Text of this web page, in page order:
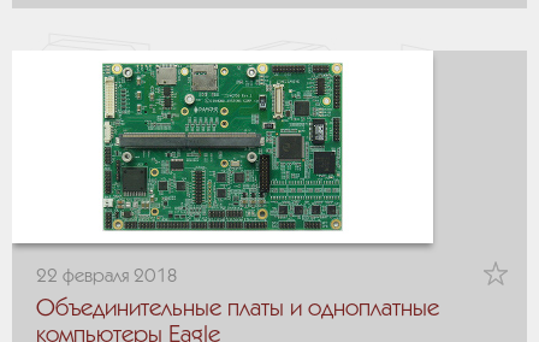
22 февраля 2018
Объединительные платы и одноплатные
компьютеры Eagle